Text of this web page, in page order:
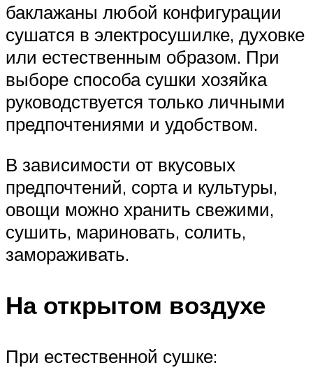
баклажаны любой конфигурации
сушатся в электросушилке, духовке
или естественным образом. При
выборе способа сушки хозяйка
руководствуется только личными
предпочтениями и удобством.
В зависимости от вкусовых
предпочтений, сорта и культуры,
овощи можно хранить свежими,
сушить, мариновать, солить,
замораживать.
На открытом воздухе
При естественной сушке: